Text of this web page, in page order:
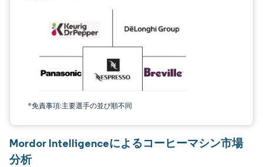
*免責事項:主要選手の並び順不同
Mordor Intelligenceによるコーヒーマシン市場
分析